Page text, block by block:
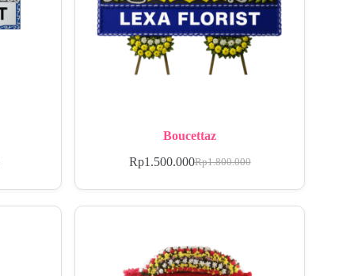
Boucettaz
Rp1.800.000
Rp1.500.000